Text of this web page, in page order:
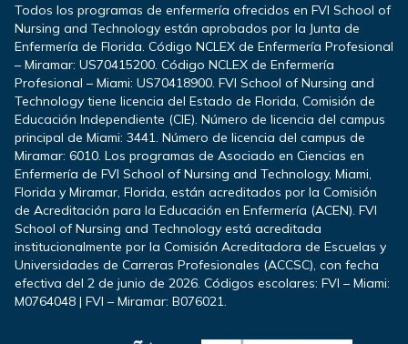
Todos los programas de enfermería ofrecidos en FVI School of
Nursing and Technology están aprobados por la Junta de
Enfermería de Florida. Código NCLEX de Enfermería Profesional
– Miramar: US70415200. Código NCLEX de Enfermería
Profesional – Miami: US70418900. FVI School of Nursing and
Technology tiene licencia del Estado de Florida, Comisión de
Educación Independiente (CIE). Número de licencia del campus
principal de Miami: 3441. Número de licencia del campus de
Miramar: 6010. Los programas de Asociado en Ciencias en
Enfermería de FVI School of Nursing and Technology, Miami,
Florida y Miramar, Florida, están acreditados por la Comisión
de Acreditación para la Educación en Enfermería (ACEN). FVI
School of Nursing and Technology está acreditada
institucionalmente por la Comisión Acreditadora de Escuelas y
Universidades de Carreras Profesionales (ACCSC), con fecha
efectiva del 2 de junio de 2026. Códigos escolares: FVI – Miami:
M0764048 | FVI – Miramar: B076021.